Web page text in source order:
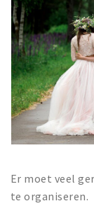
Toeristische
Sport
Privacy
Er moet veel
te organiseren.